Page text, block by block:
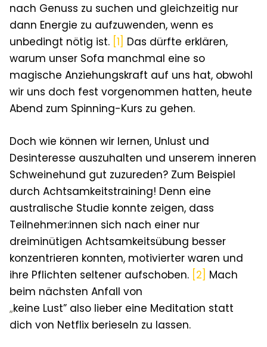
nach Genuss zu suchen und gleichzeitig nur
dann Energie zu aufzuwenden, wenn es
unbedingt nötig ist. [1] Das dürfte erklären,
warum unser Sofa manchmal eine so
magische Anziehungskraft auf uns hat, obwohl
wir uns doch fest vorgenommen hatten, heute
Abend zum Spinning-Kurs zu gehen.
Doch wie können wir lernen, Unlust und
Desinteresse auszuhalten und unserem inneren
Schweinehund gut zuzureden? Zum Beispiel
durch Achtsamkeitstraining! Denn eine
australische Studie konnte zeigen, dass
Teilnehmer:innen sich nach einer nur
dreiminütigen Achtsamkeitsübung besser
konzentrieren konnten, motivierter waren und
ihre Pflichten seltener aufschoben. [2] Mach
beim nächsten Anfall von
„keine Lust” also lieber eine Meditation statt
dich von Netflix berieseln zu lassen.